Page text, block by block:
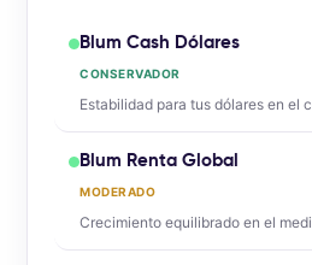
Blum Cash Dólares
CONSERVADOR
Estabilidad para tus dólares en el
Blum Renta Global
MODERADO
Crecimiento equilibrado en el